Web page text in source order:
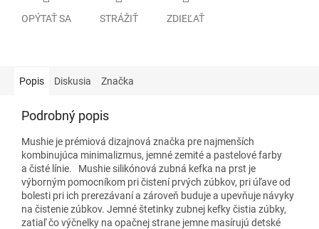
OPÝTAŤ SA STRÁŽIŤ ZDIEĽAŤ
Popis Diskusia Značka
Podrobný popis
Mushie je prémiová dizajnová značka pre najmenších
kombinujúca minimalizmus, jemné zemité a pastelové farby
a čisté línie. Mushie silikónová zubná kefka na prst je
výborným pomocníkom pri čistení prvých zúbkov, pri úľave od
bolesti pri ich prerezávaní a zároveň buduje a upevňuje návyky
na čistenie zúbkov. Jemné štetinky zubnej kefky čistia zúbky,
zatiaľ čo výčnelky na opačnej strane jemne masírujú detské